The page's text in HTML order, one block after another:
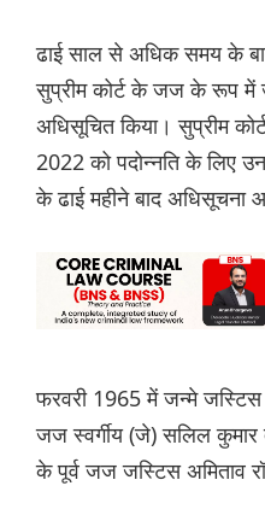
ढाई साल से अधिक समय के
सुप्रीम कोर्ट के जज के रूप में
अधिसूचित किया। सुप्रीम
2022 को पदोन्नति के लिए
के ढाई महीने बाद अधिसूचना
फरवरी 1965 में जन्मे जस्टिस
जज स्वर्गीय (जे) सलिल कुमार
के पूर्व जज जस्टिस अमिताव